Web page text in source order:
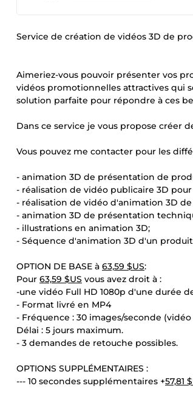
Service de création de vidéos 3D de
Aimeriez-vous pouvoir présenter vos
vidéos promotionnelles attractives qui
solution parfaite pour répondre à ces
Dans ce service je vous propose créer
Vous pouvez me contacter pour les
- animation 3D de présentation de
- réalisation de vidéo publicaire 3D
- réalisation de vidéo d'animation 3D
- animation 3D de présentation
- illustrations en animation 3D;
- Séquence d'animation 3D d'un
OPTION DE BASE à 63,59 $US:
Pour 63,59 $US vous avez droit à :
-une vidéo Full HD 1080p d'une durée
- Format livré en MP4
- Fréquence : 30 images/seconde
Délai : 5 jours maximum.
- 3 demandes de retouche possibles.
OPTIONS SUPPLÉMENTAIRES :
--- 10 secondes supplémentaires +57,81